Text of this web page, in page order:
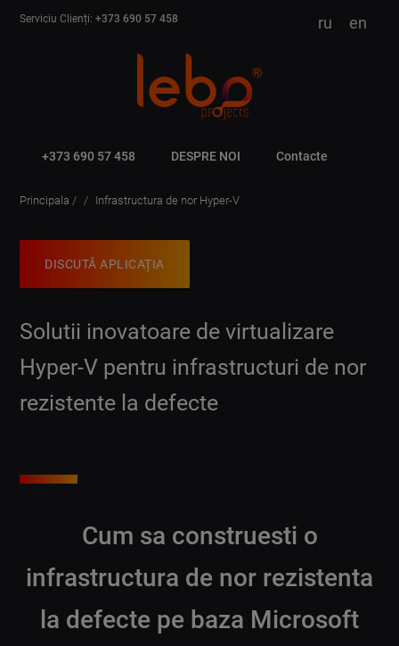
Serviciu Clienți:+373 690 57 458 ru en
+373 690 57 458 DESPRE NOI Contacte
Principala Infrastructura de nor Hyper-V
DISCUTĂ APLICAȚIA
Solutii inovatoare de virtualizare
Hyper-V pentru infrastructuri de nor
rezistente la defecte
Cum sa construesti o
infrastructura de nor rezistenta
la defecte pe baza Microsoft